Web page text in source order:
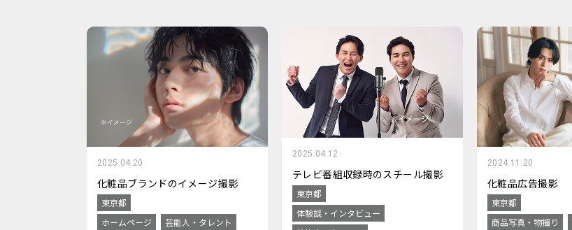
2025.04.20
化粧品ブランドのイメージ撮影
東京都
ホームページ
芸能人・タレント
2025.04.12
テレビ番組収録時のスチール撮影
東京都
体験談・インタビュー
2024.11.20
化粧品広告撮影
東京都
商品写真・物撮り